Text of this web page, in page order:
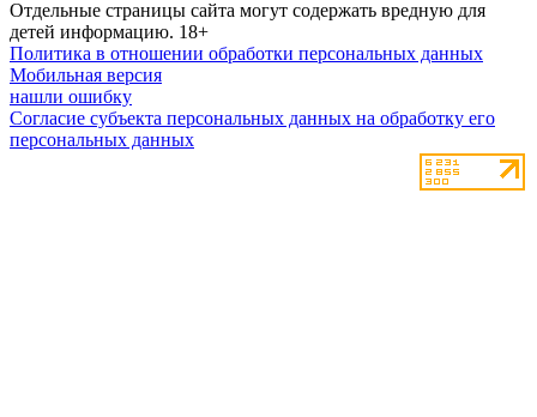
Отдельные страницы сайта могут содержать вредную для
детей информацию. 18+
Политика в отношении обработки персональных данных
Мобильная версия
нашли ошибку
Согласие субъекта персональных данных на обработку его
персональных данных